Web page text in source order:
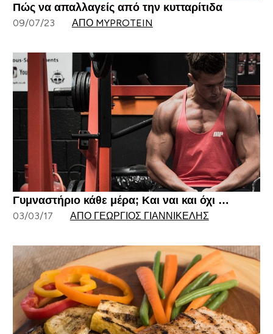
Πώς να απαλλαγείς από την κυτταρίτιδα
09/07/23 ΑΠΌ MYPROTEIN
Γυμναστήριο κάθε μέρα; Και ναι και όχι …
03/03/17 ΑΠΌ ΓΕΏΡΓΙΟΣ ΓΙΑΝΝΙΚΈΛΗΣ